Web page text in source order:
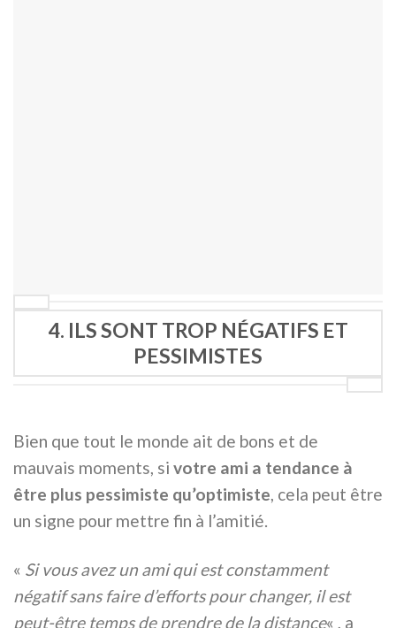
4. ILS SONT TROP NÉGATIFS ET
PESSIMISTES
Bien que tout le monde ait de bons et de
mauvais moments, si votre ami a tendance à
être plus pessimiste qu’optimiste, cela peut être
un signe pour mettre fin à l’amitié.
« Si vous avez un ami qui est constamment
négatif sans faire d’efforts pour changer, il est
peut-être temps de prendre de la distance« , a